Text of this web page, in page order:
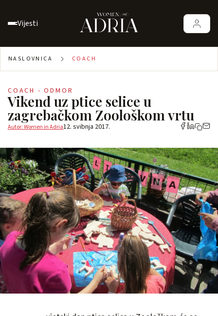
Vijesti
NASLOVNICA COACH
COACH - ODMOR
Vikend uz ptice selice u
zagrebačkom Zoološkom vrtu
Autor: Women in Adria12. svibnja 2017.